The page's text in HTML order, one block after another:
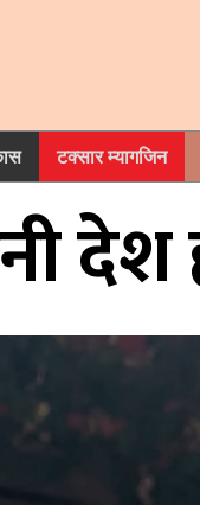
टक्सार म्यागजिन